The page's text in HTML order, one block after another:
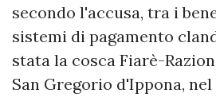
secondo l'accusa, tra i
sistemi di pagamento
stata la cosca Fiarè-
San Gregorio d'Ippona, nel